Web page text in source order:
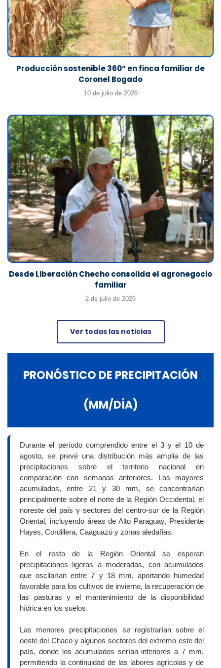
Producción sostenible 360° en finca familiar de
Coronel Bogado
10 de julio de 2026
Desde Liberación Checho consolida el agronegocio
familiar
2 de julio de 2026
Ver todas las noticias
PRONÓSTICO DE PRECIPITACIÓN
(MM/DÍA)
Durante el período comprendido entre el 3 y el 10 de
agosto, se prevé una distribución más amplia de las
precipitaciones sobre el territorio nacional en
comparación con semanas anteriores. Los mayores
acumulados, entre 21 y 30 mm, se concentrarían
principalmente sobre el norte de la Región Occidental, el
noreste del país y sectores del centro-sur de la Región
Oriental, incluyendo áreas de Alto Paraguay, Presidente
Hayes, Cordillera, Caaguazú y zonas aledañas.
En el resto de la Región Oriental se esperan
precipitaciones ligeras a moderadas, con acumulados
que oscilarían entre 7 y 18 mm, aportando humedad
favorable para los cultivos de invierno, la recuperación de
las pasturas y el mantenimiento de la disponibilidad
hídrica en los suelos.
Las menores precipitaciones se registrarían sobre el
oeste del Chaco y algunos sectores del extremo este del
país, donde los acumulados serían inferiores a 7 mm,
permitiendo la continuidad de las labores agrícolas y de